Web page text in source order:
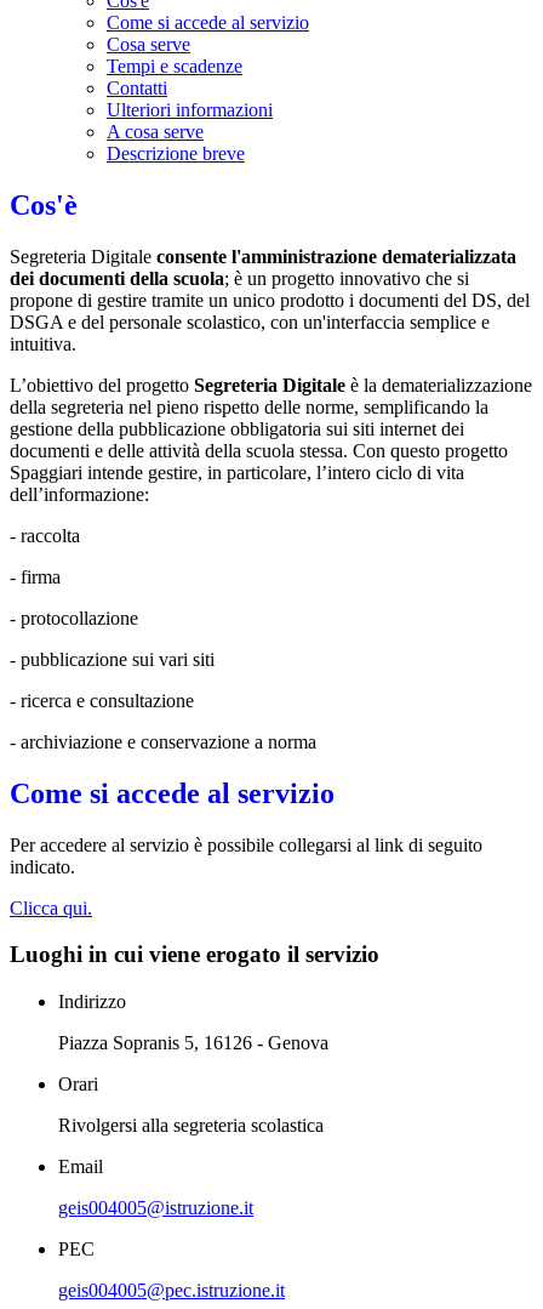
Come si accede al servizio
Cosa serve
Tempi e scadenze
Contatti
Ulteriori informazioni
A cosa serve
Descrizione breve
Cos'è
Segreteria Digitale consente l'amministrazione dematerializzata
dei documenti della scuola; è un progetto innovativo che si
propone di gestire tramite un unico prodotto i documenti del DS, del
DSGA e del personale scolastico, con un'interfaccia semplice e
intuitiva.
L’obiettivo del progetto Segreteria Digitale è la dematerializzazione
della segreteria nel pieno rispetto delle norme, semplificando la
gestione della pubblicazione obbligatoria sui siti internet dei
documenti e delle attività della scuola stessa. Con questo progetto
Spaggiari intende gestire, in particolare, l’intero ciclo di vita
dell’informazione:
- raccolta
- firma
- protocollazione
- pubblicazione sui vari siti
- ricerca e consultazione
- archiviazione e conservazione a norma
Come si accede al servizio
Per accedere al servizio è possibile collegarsi al link di seguito
indicato.
Clicca qui.
Luoghi in cui viene erogato il servizio
Indirizzo
Piazza Sopranis 5, 16126 - Genova
Orari
Rivolgersi alla segreteria scolastica
Email
geis004005@istruzione.it
PEC
geis004005@pec.istruzione.it